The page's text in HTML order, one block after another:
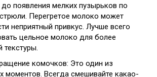
до появления мелких пузырьков по
Перегретое молоко может
неприятный привкус. Лучше всего
цельное молоко для более
текстуры.
комочков: Это один из
моментов. Всегда смешивайте какао-